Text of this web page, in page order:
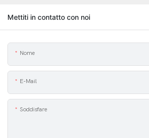
Mettiti in contatto con noi
Nome
E-Mail
Soddisfare